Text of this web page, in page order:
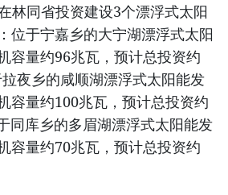
林同省投资建设3个漂浮式太阳
位于宁嘉乡的大宁湖漂浮式太阳
容量约96兆瓦，预计总投资约
夜乡的咸顺湖漂浮式太阳能发
容量约100兆瓦，预计总投资约
同库乡的多眉湖漂浮式太阳能发
容量约70兆瓦，预计总投资约